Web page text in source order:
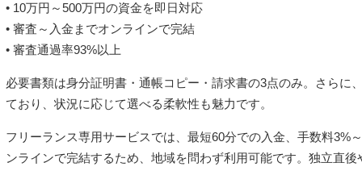
• 10万円～500万円の資金を即日対応
• 審査～入金までオンラインで完結
• 審査通過率93%以上
必要書類は身分証明書・通帳コピー・請求書の3点のみ。さらに
ており、状況に応じて選べる柔軟性も魅力です。
フリーランス専用サービスでは、最短60分での入金、手数料3%
ンラインで完結するため、地域を問わず利用可能です。独立直